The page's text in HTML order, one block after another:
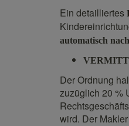
Ein detailliertes
automatisch
Der Ordnung
zuzüglich 20 %
wird. Der